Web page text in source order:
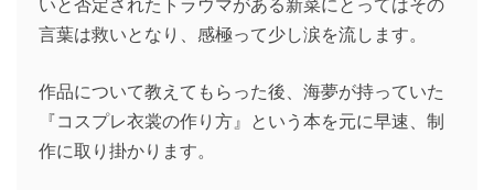
いと否定されたトラウマがある新菜にとってはその
言葉は救いとなり、感極って少し涙を流します。
作品について教えてもらった後、海夢が持っていた
『コスプレ衣裳の作り方』という本を元に早速、制
作に取り掛かります。